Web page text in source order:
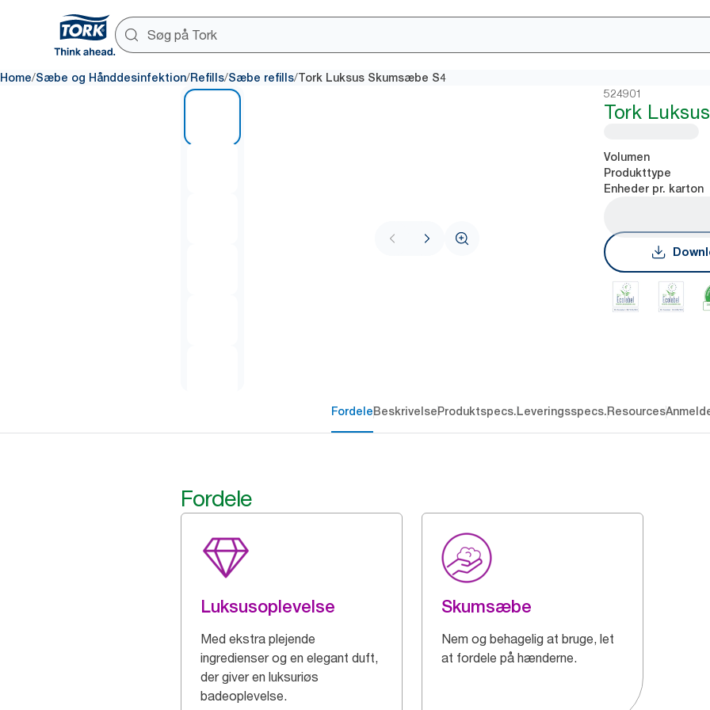
Home/Sæbe og Hånddesinfektion/Refills/Sæbe refills/Tork Luksus Skumsæbe S4
524901
Tork
Volumen
Produkttype
Enheder pr. karton
FordeleBeskrivelseProduktspecs.Leveringsspecs.Resources
Fordele
Luksusoplevelse
Med ekstra plejende
ingredienser og en elegant duft,
der giver en luksuriøs
badeoplevelse.
Skumsæbe
Nem og behagelig at bruge, let
at fordele på hænderne.